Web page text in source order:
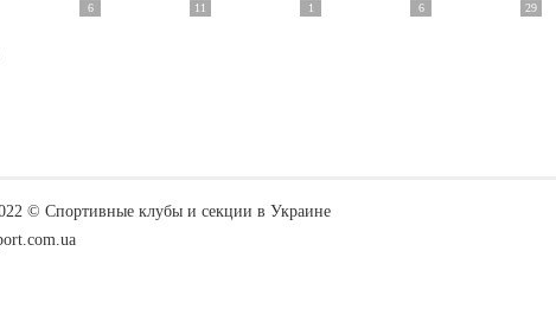
6 11 1 6 29
© Спортивные клубы и секции в Украине